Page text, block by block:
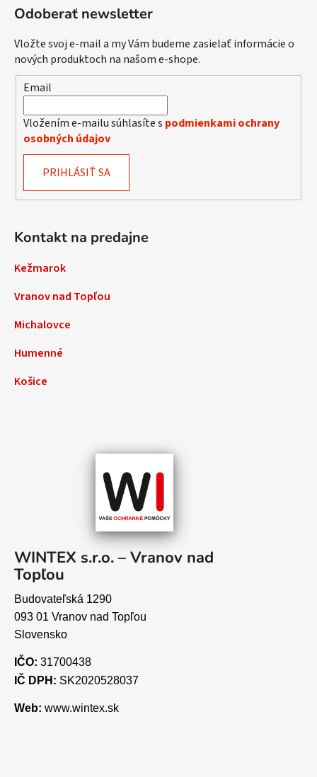
Odoberať newsletter
Vložte svoj e-mail a my Vám budeme zasielať informácie o
nových produktoch na našom e-shope.
Email
Vložením e-mailu súhlasíte s podmienkami ochrany
osobných údajov
PRIHLÁSIŤ SA
Kontakt na predajne
Kežmarok
Vranov nad Topľou
Michalovce
Humenné
Košice
WINTEX s.r.o. – Vranov nad
Topľou
Budovateľská 1290
093 01 Vranov nad Topľou
Slovensko
IČO: 31700438
IČ DPH: SK2020528037
Web: www.wintex.sk